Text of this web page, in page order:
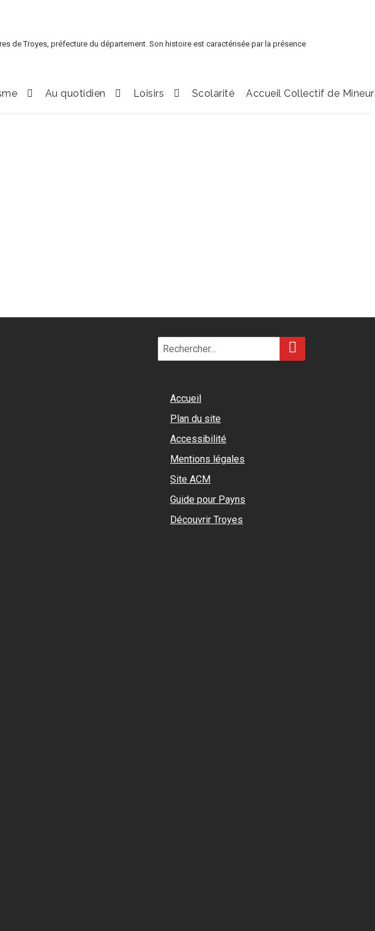
de Troyes, préfecture du département. Son histoire est caractérisée par la présence
Au quotidien Loisirs Scolarité Accueil Collectif de
Search
for:
RECHERCHER
Accueil
Plan du site
Accessibilité
Mentions légales
Site ACM
Guide pour Payns
Découvrir Troyes